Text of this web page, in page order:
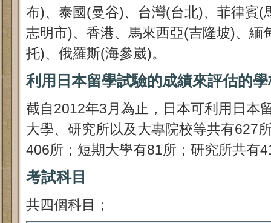
布)、泰國(曼谷)、台灣(台北)、菲律賓(
志明市)、香港、馬來西亞(吉隆坡)、緬
托)、俄羅斯(海參崴)。
利用日本留學試驗的成績來評估的
截自2012年3月為止，日本可利用日本
大學、研究所以及大專院校等共有627
406所；短期大學有81所；研究所共有
考試科目
共四個科目；